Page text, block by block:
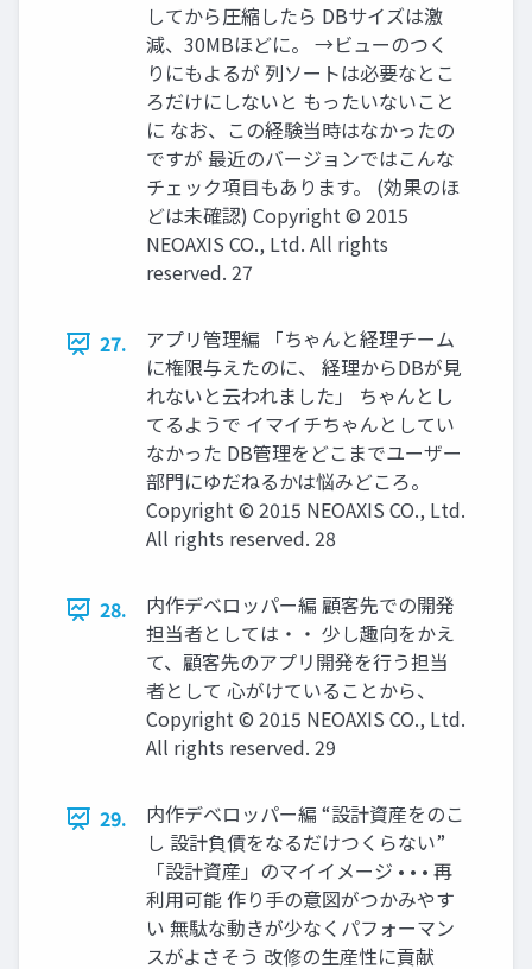
してから圧縮したら DBサイズは激
減、30MBほどに。 →ビューのつく
りにもよるが 列ソートは必要なとこ
ろだけにしないと もったいないこと
に なお、この経験当時はなかったの
ですが 最近のバージョンではこんな
チェック項目もあります。 (効果のほ
どは未確認) Copyright © 2015
NEOAXIS CO., Ltd. All rights
reserved. 27
27.
アプリ管理編 「ちゃんと経理チーム
に権限与えたのに、 経理からDBが見
れないと云われました」 ちゃんとし
てるようで イマイチちゃんとしてい
なかった DB管理をどこまでユーザー
部門にゆだねるかは悩みどころ。
Copyright © 2015 NEOAXIS CO., Ltd.
All rights reserved. 28
28.
内作デベロッパー編 顧客先での開発
担当者としては・・ 少し趣向をかえ
て、顧客先のアプリ開発を行う担当
者として 心がけていることから、
Copyright © 2015 NEOAXIS CO., Ltd.
All rights reserved. 29
29.
内作デベロッパー編 “設計資産をのこ
し 設計負債をなるだけつくらない”
「設計資産」のマイイメージ • • • 再
利用可能 作り手の意図がつかみやす
い 無駄な動きが少なくパフォーマン
スがよさそう 改修の生産性に貢献